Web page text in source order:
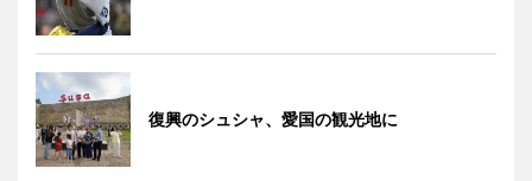
復興のシュシャ、愛国の観光地に